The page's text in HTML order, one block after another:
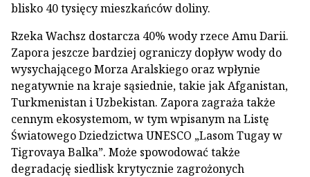
blisko 40 tysięcy mieszkańców doliny.
Rzeka Wachsz dostarcza 40% wody rzece Amu Darii.
Zapora jeszcze bardziej ograniczy dopływ wody do
wysychającego Morza Aralskiego oraz wpłynie
negatywnie na kraje sąsiednie, takie jak Afganistan,
Turkmenistan i Uzbekistan. Zapora zagraża także
cennym ekosystemom, w tym wpisanym na Listę
Światowego Dziedzictwa UNESCO „Lasom Tugay w
Tigrovaya Balka”. Może spowodować także
degradację siedlisk krytycznie zagrożonych